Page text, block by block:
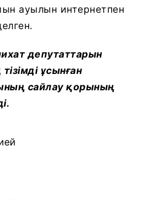
ауылын интернетпен
депутаттарын
ұсынған
сайлау қорының